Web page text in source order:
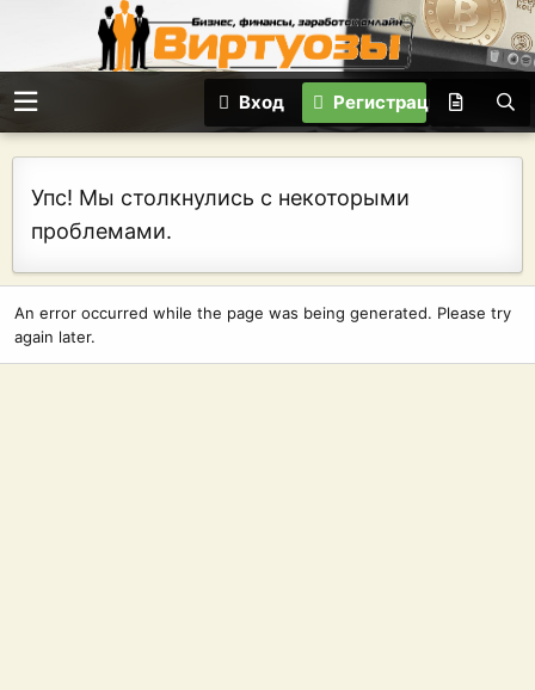
Вход Регистрация
Упс! Мы столкнулись с некоторыми
проблемами.
An error occurred while the page was being generated. Please try
again later.